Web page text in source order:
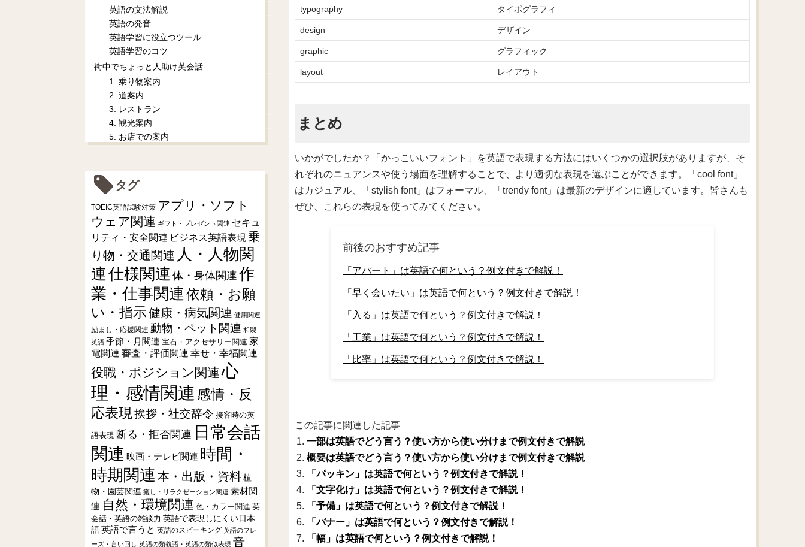
typography タイポグラフィ
design デザイン
graphic グラフィック
layout レイアウト
まとめ
いかがでしたか？「かっこいいフォント」を英語で表現する方法にはいくつかの選択肢がありますが、そ
れぞれのニュアンスや使う場面を理解することで、より適切な表現を選ぶことができます。「cool font」
はカジュアル、「stylish font」はフォーマル、「trendy font」は最新のデザインに適しています。皆さんも
ぜひ、これらの表現を使ってみてください。
前後のおすすめ記事
「アパート」は英語で何という？例文付きで解説！
「早く会いたい」は英語で何という？例文付きで解説！
「入る」は英語で何という？例文付きで解説！
「工業」は英語で何という？例文付きで解説！
「比率」は英語で何という？例文付きで解説！
この記事に関連した記事
一部は英語でどう言う？使い方から使い分けまで例文付きで解説
概要は英語でどう言う？使い方から使い分けまで例文付きで解説
「パッキン」は英語で何という？例文付きで解説！
「文字化け」は英語で何という？例文付きで解説！
「予備」は英語で何という？例文付きで解説！
「バナー」は英語で何という？例文付きで解説！
「幅」は英語で何という？例文付きで解説！
英語の文法解説
英語の発音
英語学習に役立つツール
英語学習のコツ
街中でちょっと人助け英会話
1. 乗り物案内
2. 道案内
3. レストラン
4. 観光案内
5. お店での案内
タグ
TOEIC英語試験対策 アプリ・ソフト
ウェア関連 ギフト・プレゼント関連 セキュ
リティ・安全関連 ビジネス英語表現 乗
り物・交通関連 人・人物関
連仕様関連 体・身体関連 作
業・仕事関連依頼・お願
い・指示健康・病気関連 健康関連
励まし・応援関連 動物・ペット関連 和製
英語 季節・月関連 宝石・アクセサリー関連 家
電関連 審査・評価関連 幸せ・幸福関連
役職・ポジション関連 心
理・感情関連 感情・反
応表現挨拶・社交辞令 接客時の英
語表現 断る・拒否関連 日常会話
関連 映画・テレビ関連 時間・
時期関連 本・出版・資料植
物・園芸関連 癒し・リラクゼーション関連 素材関
連 自然・環境関連 色・カラー関連 英
会話・英語の雑談力 英語で表現しにくい日本
語 英語で言うと 英語のスピーキング 英語のフレ
ーズ・言い回し 英語の類義語・英語の類似表現 音